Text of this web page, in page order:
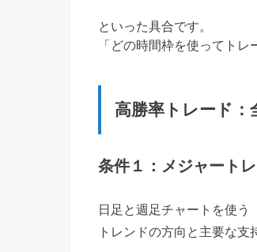
といった具合です。
「どの時間枠を使ってト
高勝率トレード
条件１：メジャート
日足と週足チャートを使う
トレンドの方向と主要な